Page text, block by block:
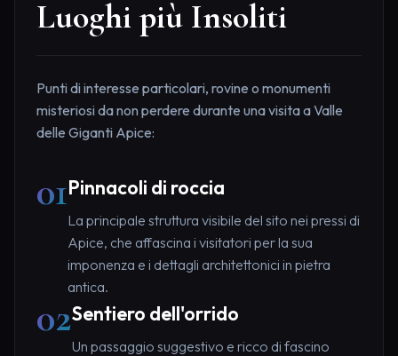
Luoghi più Insoliti
Punti di interesse particolari, rovine o monumenti
misteriosi da non perdere durante una visita a Valle
delle Giganti Apice:
01Pinnacoli di roccia
La principale struttura visibile del sito nei pressi di
Apice, che affascina i visitatori per la sua
imponenza e i dettagli architettonici in pietra
antica.
02Sentiero dell'orrido
Un passaggio suggestivo e ricco di fascino